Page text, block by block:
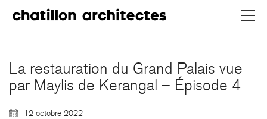
La restauration du Grand Palais vue
par Maylis de Kerangal – Épisode 4
12 octobre 2022